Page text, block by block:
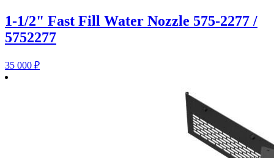
1-1/2" Fast Fill Water Nozzle 575-2277 /
5752277
35 000 ₽